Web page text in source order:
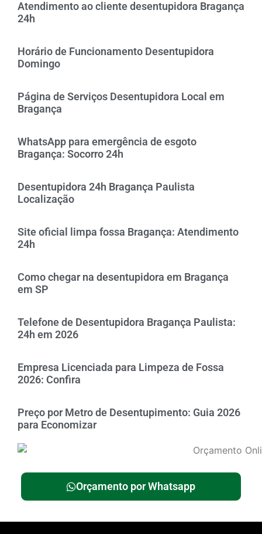
Atendimento ao cliente desentupidora Bragança
24h
Horário de Funcionamento Desentupidora
Domingo
Página de Serviços Desentupidora Local em
Bragança
WhatsApp para emergência de esgoto
Bragança: Socorro 24h
Desentupidora 24h Bragança Paulista
Localização
Site oficial limpa fossa Bragança: Atendimento
24h
Como chegar na desentupidora em Bragança
em SP
Telefone de Desentupidora Bragança Paulista:
24h em 2026
Empresa Licenciada para Limpeza de Fossa
2026: Confira
Preço por Metro de Desentupimento: Guia 2026
para Economizar
Orçamento por Whatsapp